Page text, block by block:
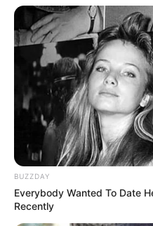
BUZZDAY
Everybody Wanted To Date
Recently